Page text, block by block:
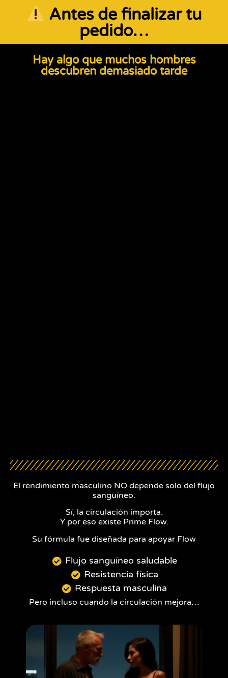
Antes de finalizar tu
pedido…
Hay algo que muchos hombres
descubren demasiado tarde
El rendimiento masculino NO depende solo del flujo
sanguíneo.
Sí, la circulación importa.
Y por eso existe Prime Flow.
Su fórmula fue diseñada para apoyar Flow
Flujo sanguíneo saludable
Resistencia física
Respuesta masculina
Pero incluso cuando la circulación mejora…